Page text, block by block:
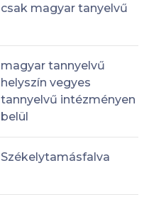
csak magyar tanyelvű
magyar tannyelvű
helyszín vegyes
tannyelvű intézményen
belül
Székelytamásfalva